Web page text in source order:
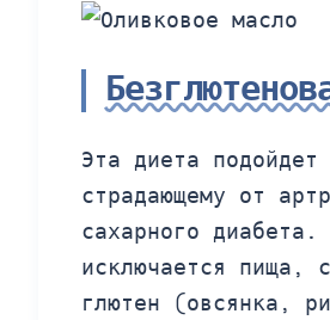
Эта диета подойдет
страдающему от
сахарного
исключается пища,
глютен (овсянка,